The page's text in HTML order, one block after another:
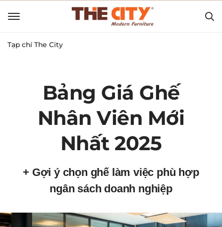
Tạp chí The City
Bảng Giá Ghế
Nhân Viên Mới
Nhất 2025
+ Gợi ý chọn ghế làm việc phù hợp
ngân sách doanh nghiệp